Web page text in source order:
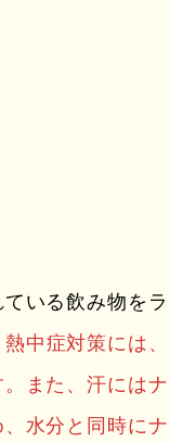
いる飲み物をラ
熱中症対策には、
また、汗にはナ
水分と同時にナ